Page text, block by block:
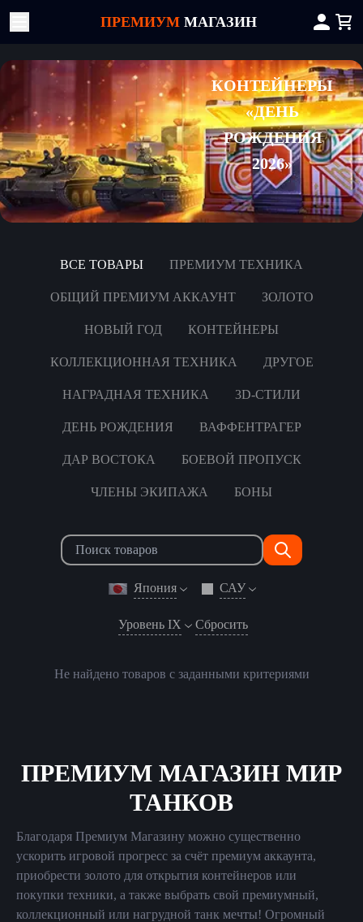
ПРЕМИУМ МАГАЗИН
КОНТЕЙНЕРЫ
«ДЕНЬ
РОЖДЕНИЯ
2026»
ВСЕ ТОВАРЫ ПРЕМИУМ ТЕХНИКА
ОБЩИЙ ПРЕМИУМ АККАУНТ ЗОЛОТО
НОВЫЙ ГОД КОНТЕЙНЕРЫ
КОЛЛЕКЦИОННАЯ ТЕХНИКА ДРУГОЕ
НАГРАДНАЯ ТЕХНИКА 3D-СТИЛИ
ДЕНЬ РОЖДЕНИЯ ВАФФЕНТРАГЕР
ДАР ВОСТОКА БОЕВОЙ ПРОПУСК
ЧЛЕНЫ ЭКИПАЖА БОНЫ
Япония САУ
Уровень IX Сбросить
Не найдено товаров с заданными критериями
ПРЕМИУМ МАГАЗИН МИР
ТАНКОВ
Благодаря Премиум Магазину можно существенно
ускорить игровой прогресс за счёт премиум аккаунта,
приобрести золото для открытия контейнеров или
покупки техники, а также выбрать свой премиумный,
коллекционный или нагрудной танк мечты! Огромный